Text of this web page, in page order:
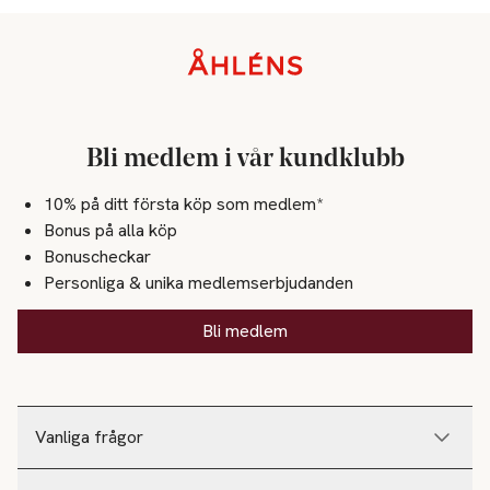
Vanliga frågor
Bli medlem i vår kundklubb
10% på ditt första köp som medlem*
Bonus på alla köp
Bonuscheckar
Personliga & unika medlemserbjudanden
Bli medlem